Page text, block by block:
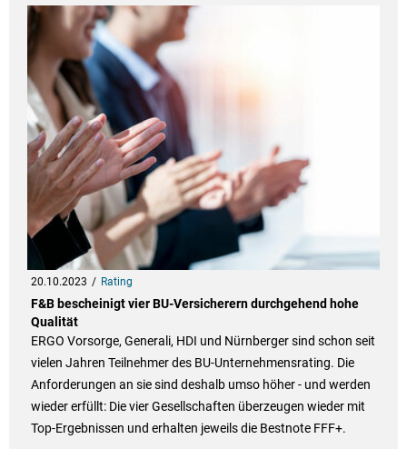
20.10.2023 Rating
F&B bescheinigt vier BU-Versicherern durchgehend hohe
Qualität
ERGO Vorsorge, Generali, HDI und Nürnberger sind schon seit
vielen Jahren Teilnehmer des BU-Unternehmensrating. Die
Anforderungen an sie sind deshalb umso höher - und werden
wieder erfüllt: Die vier Gesellschaften überzeugen wieder mit
Top-Ergebnissen und erhalten jeweils die Bestnote FFF+.